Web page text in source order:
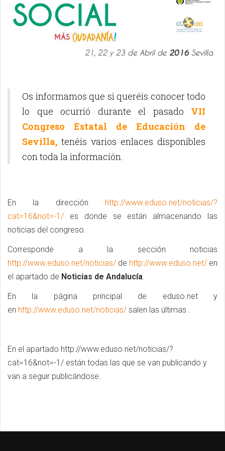
Os informamos que si queréis conocer todo
lo que ocurrió durante el pasado VII
Congreso Estatal de Educación de
Sevilla, tenéis varios enlaces disponibles
con toda la información.
En la dirección http://www.eduso.net/noticias/?
cat=16&not=-1/ es donde se están almacenando las
noticias del congreso.
Corresponde a la sección noticias
http://www.eduso.net/noticias/ de http://www.eduso.net/ en
el apartado de Noticias de Andalucía
En la página principal de eduso.net y
en http://www.eduso.net/noticias/ salen las últimas .
En el apartado http://www.eduso.net/noticias/?
cat=16&not=-1/ están todas las que se van publicando y
van a seguir publicándose.